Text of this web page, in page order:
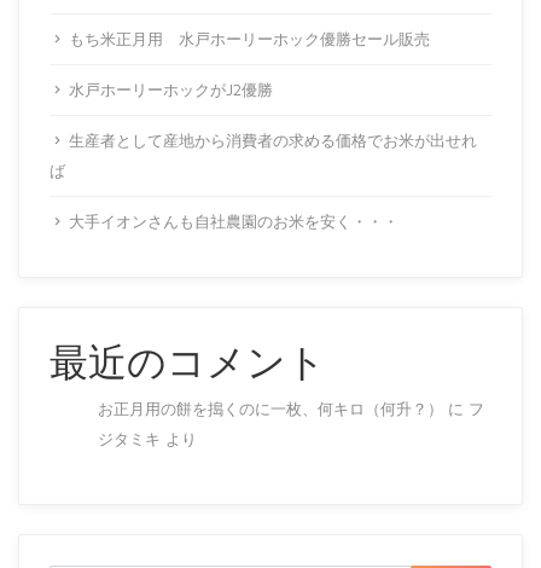
もち米正月用 水戸ホーリーホック優勝セール販売
水戸ホーリーホックがJ2優勝
生産者として産地から消費者の求める価格でお米が出せれ
ば
大手イオンさんも自社農園のお米を安く・・・
最近のコメント
お正月用の餅を搗くのに一枚、何キロ（何升？） に フ
ジタミキ より